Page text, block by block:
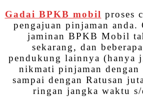
Gadai BPKB mobil proses
pengajuan pinjaman anda.
jaminan BPKB Mobil
sekarang, dan
pendukung lainnya (hanya
nikmati pinjaman
sampai dengan Ratusan
ringan jangka waktu